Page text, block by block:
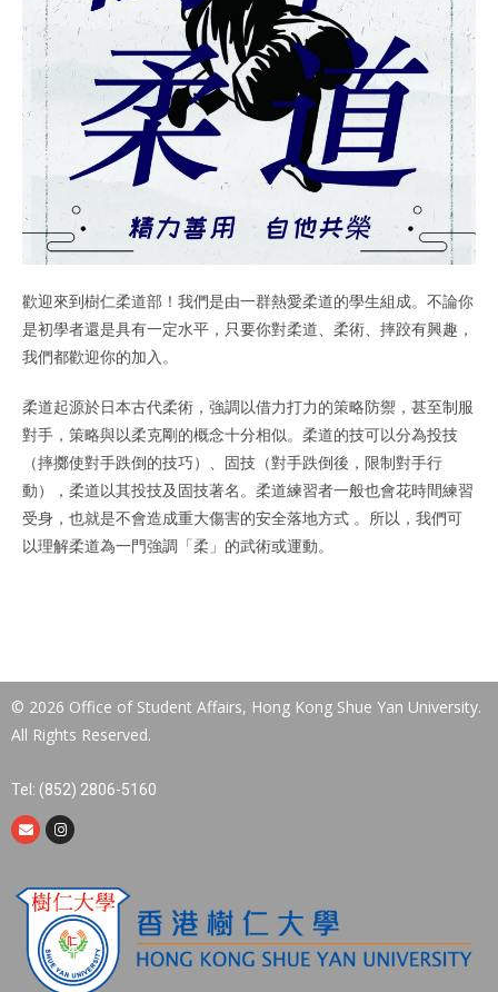
歡迎來到樹仁柔道部！我們是由一群熱愛柔道的學生組成。不論你
是初學者還是具有一定水平，只要你對柔道、柔術、摔跤有興趣，
我們都歡迎你的加入。
柔道起源於日本古代柔術，強調以借力打力的策略防禦，甚至制服
對手，策略與以柔克剛的概念十分相似。柔道的技可以分為投技
（摔擲使對手跌倒的技巧）、固技（對手跌倒後，限制對手行
動），柔道以其投技及固技著名。柔道練習者一般也會花時間練習
受身，也就是不會造成重大傷害的安全落地方式 。所以，我們可
以理解柔道為一門強調「柔」的武術或運動。
© 2026 Office of Student Affairs, Hong Kong Shue Yan University.
All Rights Reserved.
Tel: (852) 2806-5160